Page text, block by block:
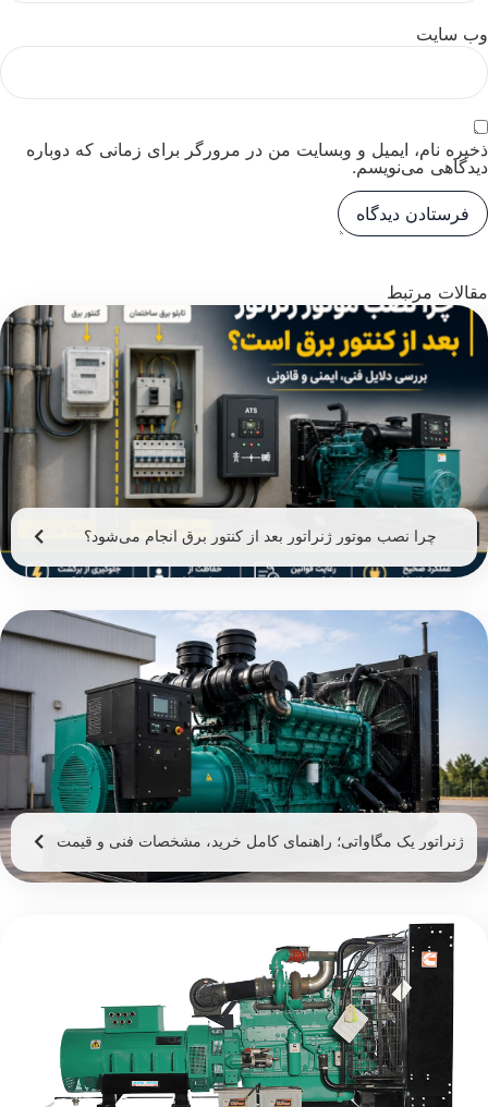
وب‌ سایت
ذخیره نام، ایمیل و وبسایت من در مرورگر برای زمانی که دوباره
دیدگاهی می‌نویسم.
مقالات مرتبط
چرا نصب موتور ژنراتور بعد از کنتور برق انجام می‌شود؟
ژنراتور یک مگاواتی؛ راهنمای کامل خرید، مشخصات فنی و قیمت